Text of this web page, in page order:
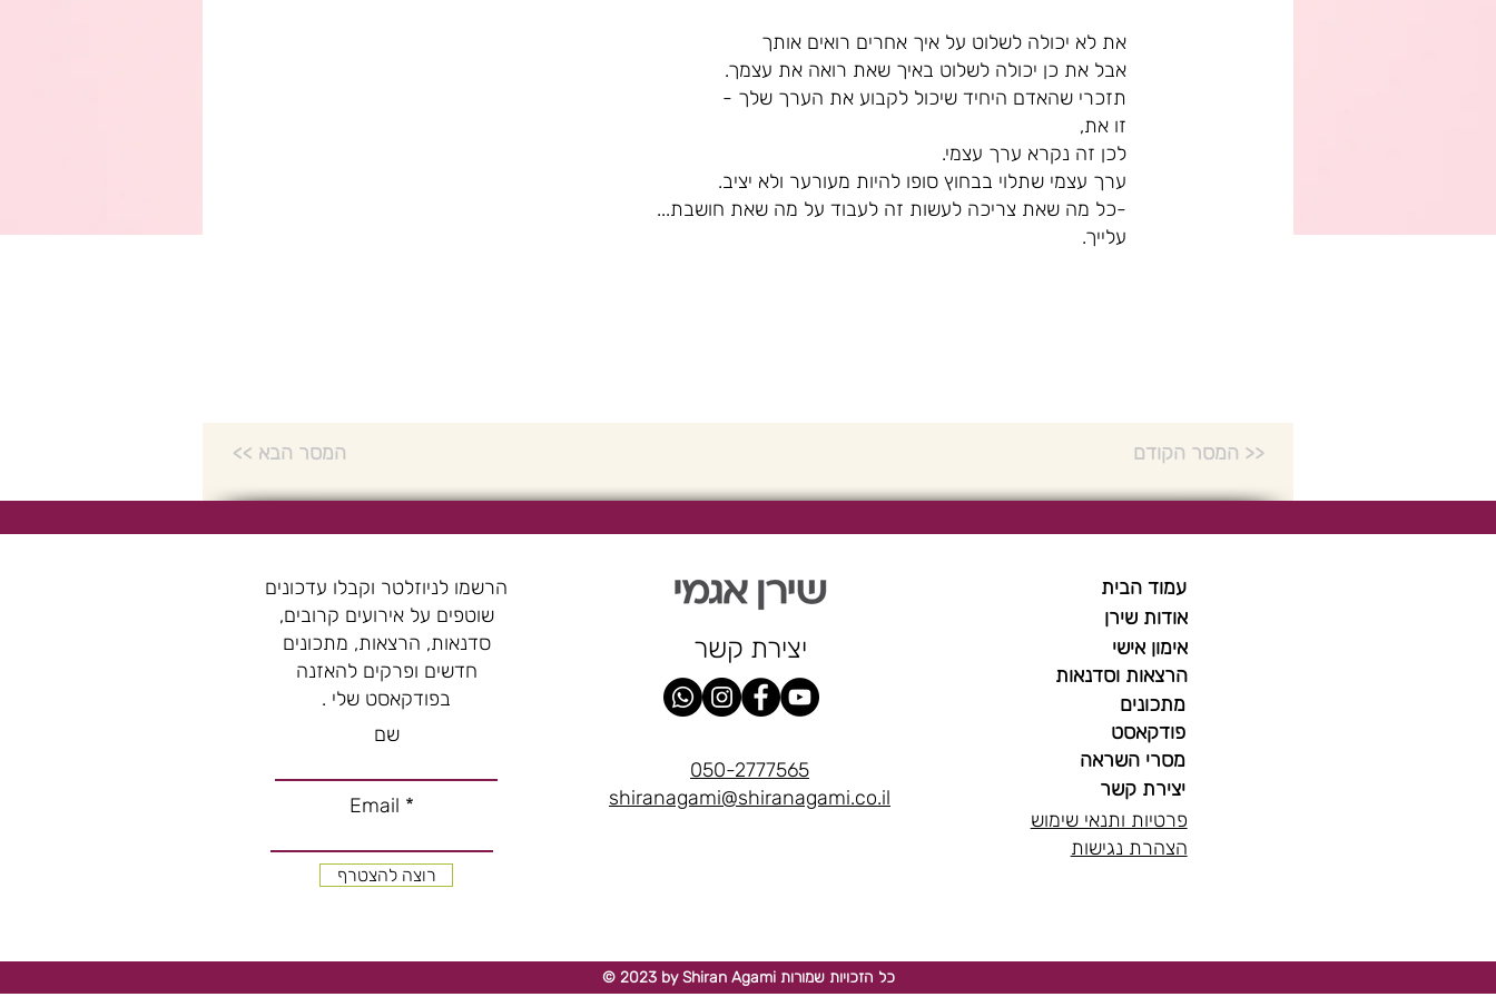
את לא יכולה לשלוט על איך אחרים רואים אותך
אבל את כן יכולה לשלוט באיך שאת רואה את עצמך.
תזכרי שהאדם היחיד שיכול לקבוע את הערך שלך -
זו את,
לכן זה נקרא ערך עצמי.
ערך עצמי שתלוי בבחוץ סופו להיות מעורער ולא יציב.
-כל מה שאת צריכה לעשות זה לעבוד על מה שאת חושבת...
עלייך.
<< המסר הבא המסר הקודם >>
הרשמו לניוזלטר וקבלו עדכונים
שוטפים על אירועים קרובים,
סדנאות, הרצאות, מתכונים
חדשים ופרקים להאזנה
בפודקאסט שלי .
שם
Email
רוצה להצטרף
יצירת קשר
050-2777565
shiranagami@shiranagami.co.il
עמוד הבית
אודות שירן
אימון אישי
הרצאות וסדנאות
מתכונים
פודקאסט
מסרי השראה
יצירת קשר
פרטיות ותנאי שימוש
הצהרת נגישות
© 2023 by Shiran Agami כל הזכויות שמורות